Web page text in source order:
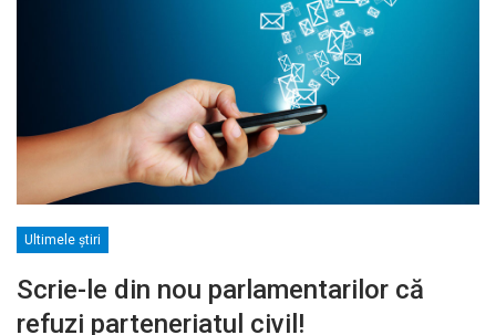
Ultimele ştiri
Scrie-le din nou parlamentarilor că
refuzi parteneriatul civil!